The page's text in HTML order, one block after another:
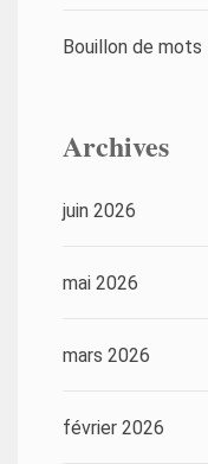
Bouillon de mots
Archives
juin 2026
mai 2026
mars 2026
février 2026